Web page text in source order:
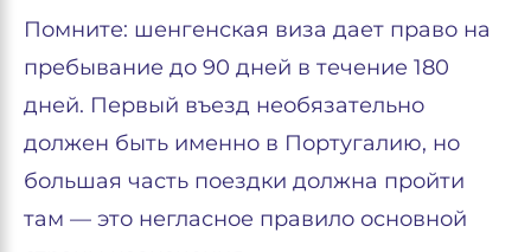
Помните: шенгенская виза дает право на
пребывание до 90 дней в течение 180
дней. Первый въезд необязательно
должен быть именно в Португалию, но
большая часть поездки должна пройти
там — это негласное правило основной